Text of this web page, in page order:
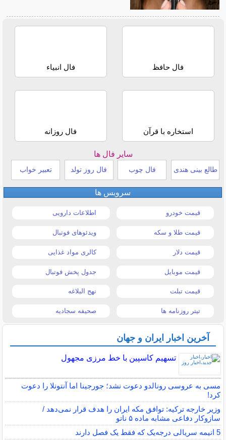
فال حافظ فال انبیاء
استخاره با قرآن فال روزانه
سایر فال ها
طالع بینی هندی فال چوب فال روز تولد تعبیر خواب
سرویس ها
قیمت خودرو اطلاعات دارویی
قیمت طلا و سکه ویدئوهای فوتبال
قیمت دلار کالری مواد غذایی
قیمت موبایل جدول پخش فوتبال
قیمت تبلت نهج البلاغه
تیتر روزنامه ها صحیفه سجادیه
آخرین اخبار ایران و جهان
تسهیم کاسپین با خط مرزی مجهول
مسی به عروسی رونالدو دعوت نشد؛ جورجینا اما آنتونلا را دعوت
کرد!
وزیر خارجه ترکیه: توافق مکه ایران را هدف قرار نمی‌دهد /
سازوکار دفاعی مشابه ماده ۵ ناتو
5 انیمه سریالی درجه‌یک که فقط یک فصل دارند